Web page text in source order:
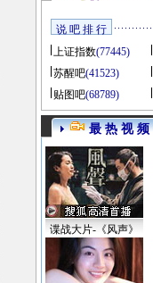
说 吧 排 行
上证指数(77445)
苏醒吧(41523)
贴图吧(68789)
最 热 视 频
谍战大片-《风声》